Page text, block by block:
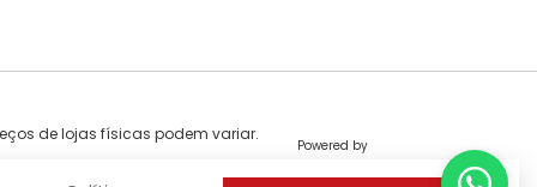
de lojas físicas podem variar.
Powered by